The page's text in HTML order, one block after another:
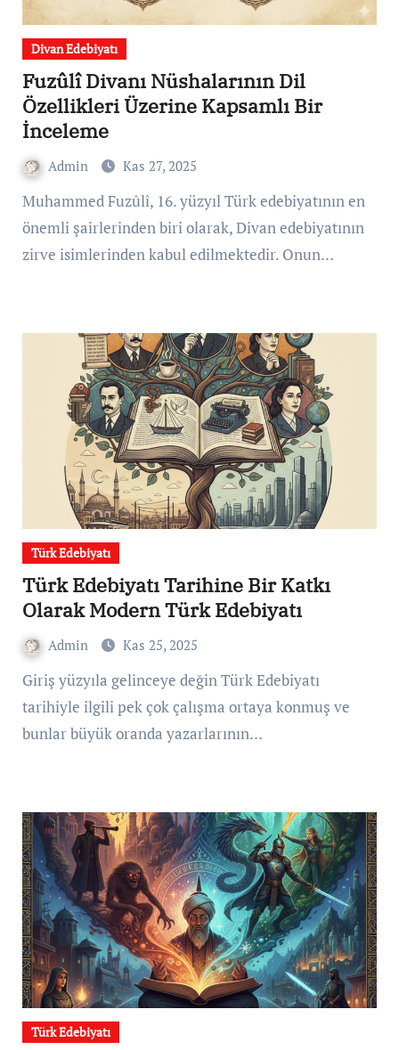
Divan Edebiyatı
Fuzûlî Divanı Nüshalarının Dil
Özellikleri Üzerine Kapsamlı Bir
İnceleme
Admin Kas 27, 2025
Muhammed Fuzûlî, 16. yüzyıl Türk edebiyatının en
önemli şairlerinden biri olarak, Divan edebiyatının
zirve isimlerinden kabul edilmektedir. Onun…
Türk Edebiyatı
Türk Edebiyatı Tarihine Bir Katkı
Olarak Modern Türk Edebiyatı
Admin Kas 25, 2025
Giriş yüzyıla gelinceye değin Türk Edebiyatı
tarihiyle ilgili pek çok çalışma ortaya konmuş ve
bunlar büyük oranda yazarlarının…
Türk Edebiyatı